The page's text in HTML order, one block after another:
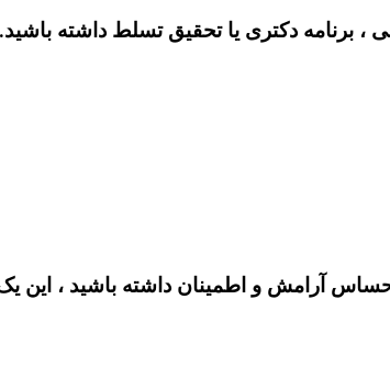
، برنامه دکتری یا تحقیق تسلط داشته باشید.
آرامش و اطمینان داشته باشید ، این یک